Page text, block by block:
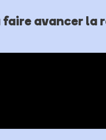
avancer la